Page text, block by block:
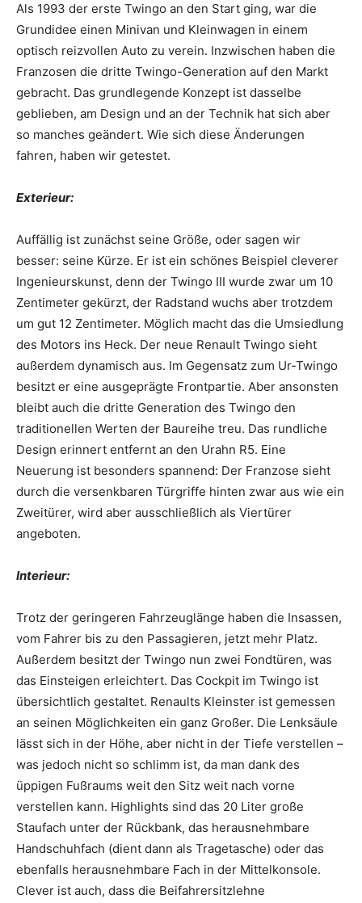
Als 1993 der erste Twingo an den Start ging, war die
Grundidee einen Minivan und Kleinwagen in einem
optisch reizvollen Auto zu verein. Inzwischen haben die
Franzosen die dritte Twingo-Generation auf den Markt
gebracht. Das grundlegende Konzept ist dasselbe
geblieben, am Design und an der Technik hat sich aber
so manches geändert. Wie sich diese Änderungen
fahren, haben wir getestet.
Exterieur:
Auffällig ist zunächst seine Größe, oder sagen wir
besser: seine Kürze. Er ist ein schönes Beispiel cleverer
Ingenieurskunst, denn der Twingo III wurde zwar um 10
Zentimeter gekürzt, der Radstand wuchs aber trotzdem
um gut 12 Zentimeter. Möglich macht das die Umsiedlung
des Motors ins Heck. Der neue Renault Twingo sieht
außerdem dynamisch aus. Im Gegensatz zum Ur-Twingo
besitzt er eine ausgeprägte Frontpartie. Aber ansonsten
bleibt auch die dritte Generation des Twingo den
traditionellen Werten der Baureihe treu. Das rundliche
Design erinnert entfernt an den Urahn R5. Eine
Neuerung ist besonders spannend: Der Franzose sieht
durch die versenkbaren Türgriffe hinten zwar aus wie ein
Zweitürer, wird aber ausschließlich als Viertürer
angeboten.
Interieur:
Trotz der geringeren Fahrzeuglänge haben die Insassen,
vom Fahrer bis zu den Passagieren, jetzt mehr Platz.
Außerdem besitzt der Twingo nun zwei Fondtüren, was
das Einsteigen erleichtert. Das Cockpit im Twingo ist
übersichtlich gestaltet. Renaults Kleinster ist gemessen
an seinen Möglichkeiten ein ganz Großer. Die Lenksäule
lässt sich in der Höhe, aber nicht in der Tiefe verstellen –
was jedoch nicht so schlimm ist, da man dank des
üppigen Fußraums weit den Sitz weit nach vorne
verstellen kann. Highlights sind das 20 Liter große
Staufach unter der Rückbank, das herausnehmbare
Handschuhfach (dient dann als Tragetasche) oder das
ebenfalls herausnehmbare Fach in der Mittelkonsole.
Clever ist auch, dass die Beifahrersitzlehne